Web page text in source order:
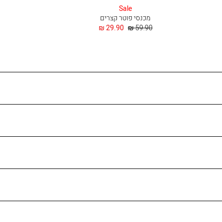
Sale
מכנסי פוטר קצרים
החל
29.90 ₪ מחיר
59.90 ₪